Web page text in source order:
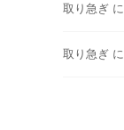
取り急ぎ に
取り急ぎ に